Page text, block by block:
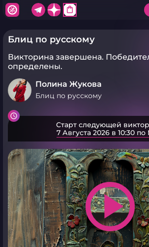
shopping_bag
Блиц по русскому
Викторина завершена.
определены.
Полина Жукова
Блиц по русскому
Старт следующей
7 Августа 2026 в 10:30
play_arrow